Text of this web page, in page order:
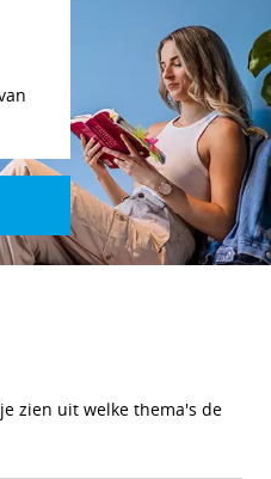
zien uit welke thema's de